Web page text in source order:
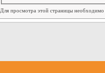
Для просмотра этой страницы необходимо